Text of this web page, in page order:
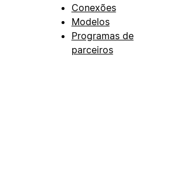
Conexões
Modelos
Programas de
parceiros